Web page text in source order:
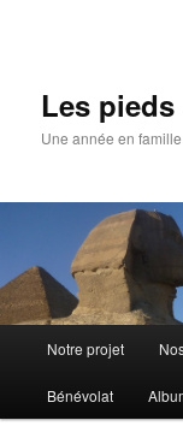
Les
Une année en
principal
Notre projet
Bénévolat